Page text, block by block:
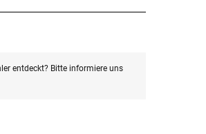
entdeckt? Bitte informiere uns